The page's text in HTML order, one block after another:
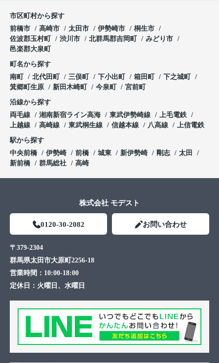
市区町村から探す
前橋市
高崎市 太田市 伊勢崎市
桐生市
佐波郡玉村町
渋川市 北群馬郡吉岡町
みどり市
邑楽郡大泉町
町名から探す
南町
北代田町 三俣町 下小出町 箱田町
下之城町
箕郷町生原
新田木崎町 今泉町 宮前町
沿線から探す
両毛線
湘南新宿ライン高海 東武伊勢崎線
上毛電鉄
上越線
高崎線 東武桐生線 信越本線 八高線 上信電鉄
駅から探す
中央前橋
伊勢崎 前橋 城東 新伊勢崎 剛志
太田
新前橋
群馬総社 高崎
株式会社 モデスト
0120-30-2082 お問い合わせ
〒379-2304
群馬県太田市大原町2256-18
営業時間： 10:00-18:00
定休日： 火曜日、水曜日